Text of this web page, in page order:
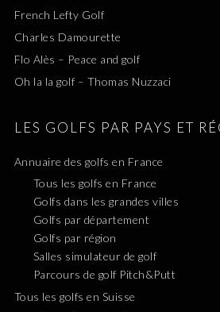
French Lefty Golf
Charles Damourette
Flo Alès – Peace and golf
Oh la la golf – Thomas Nuzzaci
LES GOLFS PAR PAYS ET
Annuaire des golfs en France
Tous les golfs en France
Golfs dans les grandes villes
Golfs par département
Golfs par région
Salles simulateur de golf
Parcours de golf Pitch&Putt
Tous les golfs en Suisse